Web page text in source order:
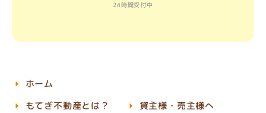
24時間受付中
ホーム
もてぎ不動産とは？
貸主様・売主様へ